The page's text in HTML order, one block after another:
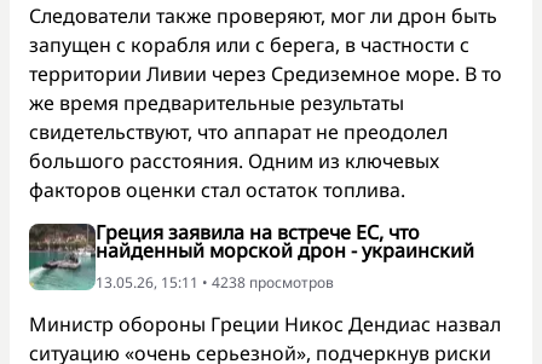
Следователи также проверяют, мог ли дрон быть
запущен с корабля или с берега, в частности с
территории Ливии через Средиземное море. В то
же время предварительные результаты
свидетельствуют, что аппарат не преодолел
большого расстояния. Одним из ключевых
факторов оценки стал остаток топлива.
Греция заявила на встрече ЕС, что
найденный морской дрон - украинский
13.05.26, 15:11 • 4238 просмотров
Министр обороны Греции Никос Дендиас назвал
ситуацию «очень серьезной», подчеркнув риски